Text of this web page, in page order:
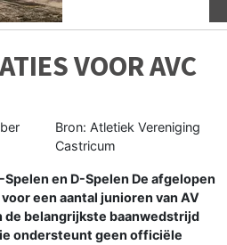
VOOR AVC
Bron: Atletiek Vereniging
Castricum
en D-Spelen De afgelopen
een aantal junioren van AV
de belangrijkste baanwedstrijd
ondersteunt geen officiële